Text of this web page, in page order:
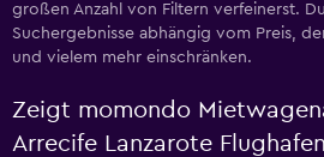
großen Anzahl von Filtern verfeinerst.
Suchergebnisse abhängig vom Preis,
und vielem mehr einschränken.
Zeigt momondo
Arrecife Lanzarote